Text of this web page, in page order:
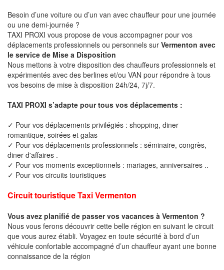
Besoin d’une voiture ou d’un van avec chauffeur pour une journée
ou une demi-journée ?
TAXI PROXI vous propose de vous accompagner pour vos
déplacements professionnels ou personnels sur Vermenton avec
le service de Mise a Disposition
Nous mettons à votre disposition des chauffeurs professionnels et
expérimentés avec des berlines et/ou VAN pour répondre à tous
vos besoins de mise à disposition 24h/24, 7j/7.
TAXI PROXI s’adapte pour tous vos déplacements :
✓ Pour vos déplacements privilégiés : shopping, diner
romantique, soirées et galas
✓ Pour vos déplacements professionnels : séminaire, congrès,
diner d'affaires .
✓ Pour vos moments exceptionnels : mariages, anniversaires ..
✓ Pour vos circuits touristiques
Circuit touristique Taxi Vermenton
Vous avez planifié de passer vos vacances à Vermenton ?
Nous vous ferons découvrir cette belle région en suivant le circuit
que vous aurez établi. Voyagez en toute sécurité à bord d’un
véhicule confortable accompagné d’un chauffeur ayant une bonne
connaissance de la région